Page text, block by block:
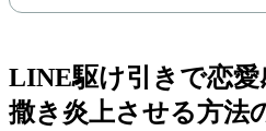
LINE駆け引きで恋
撒き炎上させる方法